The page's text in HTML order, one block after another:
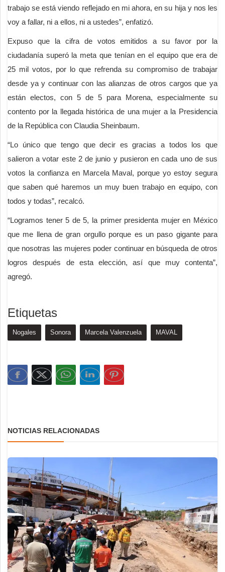
trabajo se está viendo reflejado en mi ahora, en su hija y nos les
voy a fallar, ni a ellos, ni a ustedes”, enfatizó.
Expuso que la cifra de votos emitidos a su favor por la
ciudadanía superó la meta que tenían en el equipo que era de
25 mil votos, por lo que refrenda su compromiso de trabajar
desde ya y continuar con las alianzas de otros cargos que ya
están electos, con 5 de 5 para Morena, especialmente su
contento por la llegada histórica de una mujer a la Presidencia
de la República con Claudia Sheinbaum.
“Lo único que tengo que decir es gracias a todos los que
salieron a votar este 2 de junio y pusieron en cada uno de sus
votos la confianza en Marcela Maval, porque yo estoy segura
que saben qué haremos un muy buen trabajo en equipo, con
todos y todas”, recalcó.
“Logramos tener 5 de 5, la primer presidenta mujer en México
que me llena de gran orgullo porque es un paso gigante para
que nosotras las mujeres poder continuar en búsqueda de otros
logros después de esta elección, así que muy contenta”,
agregó.
Etiquetas
Nogales Sonora Marcela Valenzuela MAVAL
NOTICIAS RELACIONADAS